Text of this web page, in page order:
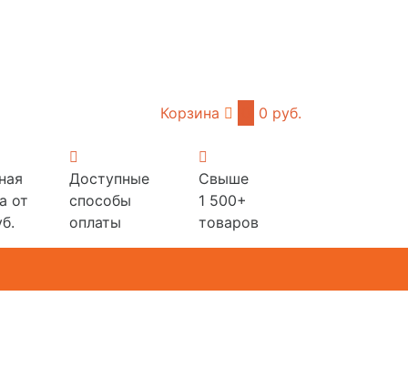
Корзина 0 руб.
от
Доступные
способы
оплаты
Свыше
1 500+
товаров